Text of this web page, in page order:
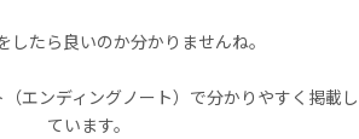
したら良いのか分かりませんね。
エンディングノート）で分かりやすく掲載し
ています。